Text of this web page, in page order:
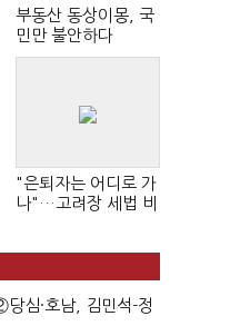
부동산 동상이몽, 국
민만 불안하다
"은퇴자는 어디로 가
나"…고려장 세법 비
심·호남, 김민석-정